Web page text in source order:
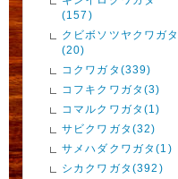
(157)
クビボソツヤクワガタ
(20)
コクワガタ(339)
コフキクワガタ(3)
コマルクワガタ(1)
サビクワガタ(32)
サメハダクワガタ(1)
シカクワガタ(392)